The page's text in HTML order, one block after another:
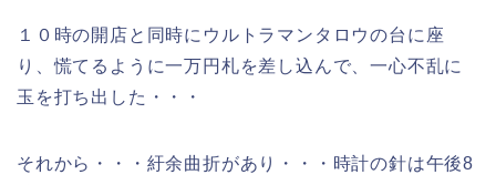
１０時の開店と同時にウルトラマンタロウの台に座
り、慌てるように一万円札を差し込んで、一心不乱に
玉を打ち出した・・・
それから・・・紆余曲折があり・・・時計の針は午後8